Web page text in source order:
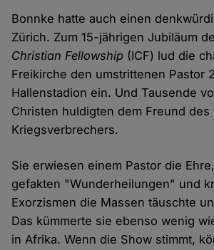
Bonnke hatte auch einen
Zürich. Zum 15-jährigen Jubiläum
Christian Fellowship (ICF) lud die
Freikirche den umstrittenen Pastor
Hallenstadion ein. Und Tausende
Christen huldigten dem Freund des
Kriegsverbrechers.
Sie erwiesen einem Pastor die
gefakten "Wunderheilungen" und
Exorzismen die Massen täuschte
Das kümmerte sie ebenso wenig
in Afrika. Wenn die Show stimmt,